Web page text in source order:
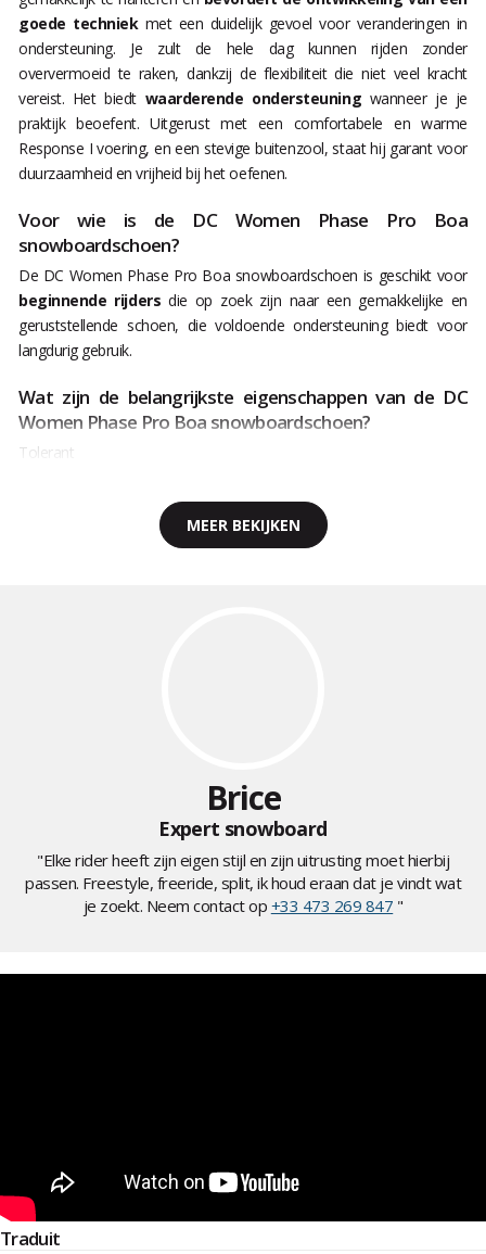
goede techniekmet een duidelijk gevoel voor veranderingen in
ondersteuning. Je zult de hele dag kunnen rijden zonder
oververmoeid te raken, dankzij de flexibiliteit die niet veel kracht
vereist. Het biedt waarderende ondersteuning wanneer je je
praktijk beoefent. Uitgerust met een comfortabele en warme
Response I voering, en een stevige buitenzool, staat hij garant voor
duurzaamheid en vrijheid bij het oefenen.
Voor wie is de DC Women Phase Pro Boa
snowboardschoen?
De DC Women Phase Pro Boa snowboardschoen is geschikt voor
beginnende rijders die op zoek zijn naar een gemakkelijke en
geruststellende schoen, die voldoende ondersteuning biedt voor
langdurig gebruik.
Wat zijn de belangrijkste eigenschappen van de DC
Women Phase Pro Boa snowboardschoen?
Tolerant
MEER BEKIJKEN
Brice
Expert snowboard
"Elke rider heeft zijn eigen stijl en zijn uitrusting moet hierbij
passen. Freestyle, freeride, split, ik houd eraan dat je vindt wat
je zoekt. Neem contact op +33 473 269 847 "
Traduit